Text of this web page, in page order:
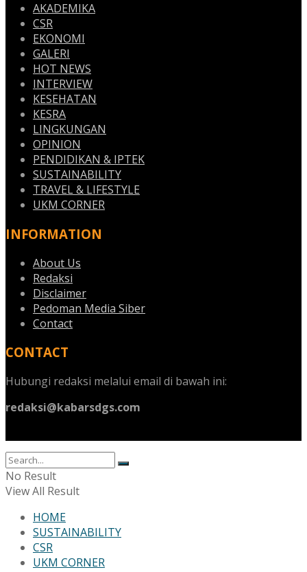
AKADEMIKA
CSR
EKONOMI
GALERI
HOT NEWS
INTERVIEW
KESEHATAN
KESRA
LINGKUNGAN
OPINION
PENDIDIKAN & IPTEK
SUSTAINABILITY
TRAVEL & LIFESTYLE
UKM CORNER
INFORMATION
About Us
Redaksi
Disclaimer
Pedoman Media Siber
Contact
CONTACT
Hubungi redaksi melalui email di bawah ini:
redaksi@kabarsdgs.com
No Result
View All Result
HOME
SUSTAINABILITY
CSR
UKM CORNER